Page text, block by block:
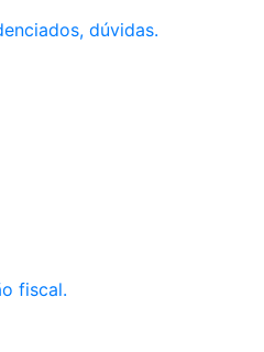
dúvidas.
fiscal.